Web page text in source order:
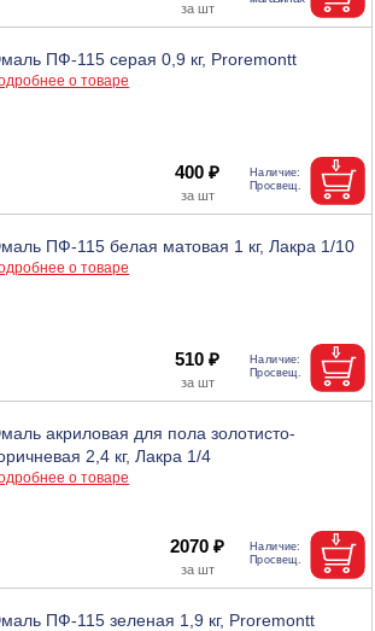
ПФ-115 серая 0,9 кг, Proremontt
о товаре
400 ₽
ПФ-115 белая матовая 1 кг, Лакра 1/10
о товаре
510 ₽
акриловая для пола золотисто-
2,4 кг, Лакра 1/4
о товаре
2070 ₽
ПФ-115 зеленая 1,9 кг, Proremontt